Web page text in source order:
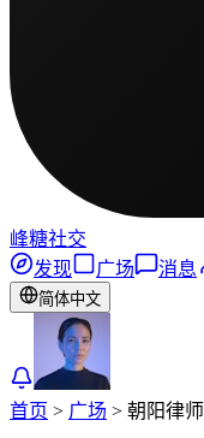
峰糖社交
发现
广场 消息
简体中文
首页 > 广场 > 朝阳律师